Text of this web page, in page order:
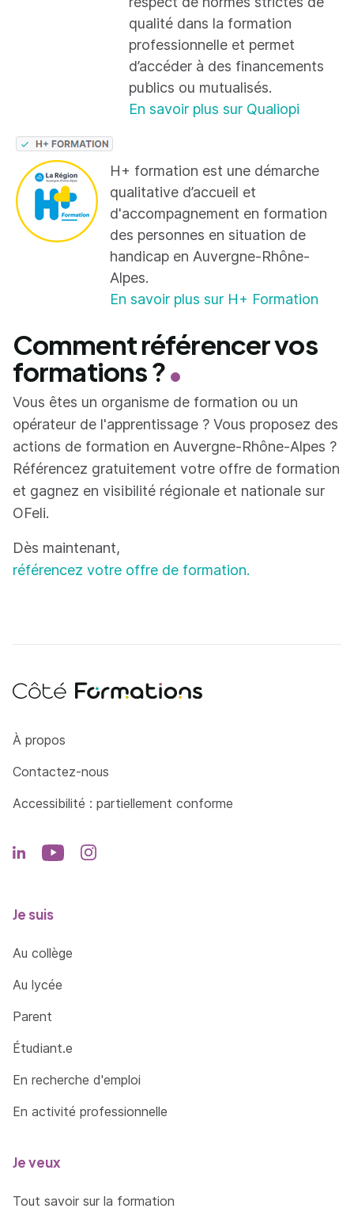
qualité dans la formation
professionnelle et permet
d’accéder à des financements
publics ou mutualisés.
En savoir plus sur Qualiopi
H+ formation est une démarche
qualitative d’accueil et
d'accompagnement en formation
des personnes en situation de
handicap en Auvergne-Rhône-
Alpes.
En savoir plus sur H+ Formation
Comment référencer vos
formations ?
Vous êtes un organisme de formation ou un
opérateur de l'apprentissage ? Vous proposez des
actions de formation en Auvergne-Rhône-Alpes ?
Référencez gratuitement votre offre de formation
et gagnez en visibilité régionale et nationale sur
OFeli.
Dès maintenant,
référencez votre offre de formation.
Côté Formations
À propos
Contactez-nous
Accessibilité : partiellement conforme
Je suis
Au collège
Au lycée
Parent
Étudiant.e
En recherche d'emploi
En activité professionnelle
Je veux
Tout savoir sur la formation